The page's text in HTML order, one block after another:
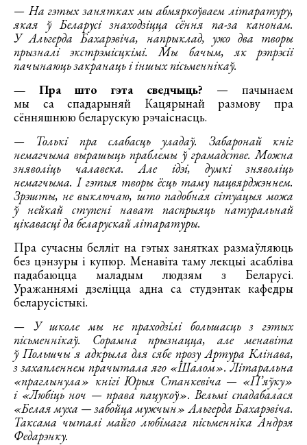
— На гэтых занятках мы абмяркоўваем літаратуру,
якая ў Беларусі знаходзіцца сёння па-за канонам.
У Альгерда Бахарэвіча, напрыклад, ужо два творы
прызналі экстрэмісцкімі. Мы бачым, як рэпрэсіі
пачынаюць закранаць і іншых пісьменнікаў.
— Пра што гэта сведчыць? — пачынаем
мы са спадарыняй Кацярынай размову пра
сённяшнюю беларускую рэчаіснасць.
— Толькі пра слабасць уладаў. Забаронай кніг
немагчыма вырашыць праблемы ў грамадстве. Можна
зняволіць чалавека. Але ідэі, думкі зняволіць
немагчыма. І гэтыя творы ёсць таму пацвярджэннем.
Зрэшты, не выключаю, што падобная сітуацыя можа
ў нейкай ступені нават паспрыяць натуральнай
цікавасці да беларускай літаратуры.
Пра сучасны белліт на гэтых занятках размаўляюць
без цэнзуры і купюр. Менавіта таму лекцыі асабліва
падабаюцца маладым людзям з Беларусі.
Уражаннямі дзеліцца адна са студэнтак кафедры
беларусістыкі.
— У школе мы не праходзілі большасць з гэтых
пісьменнікаў. Сорамна прызнацца, але менавіта
ў Польшчы я адкрыла для сябе прозу Артура Клінава,
з захапленнем прачытала яго «Шалом». Літаральна
«праглынула» кнігі Юрыя Станкевіча — «П’яўку»
і «Любіць ноч — права пацукоў». Вельмі спадабалася
«Белая муха — забойца мужчын» Альгерда Бахарэвіча.
Таксама чыталі майго любімага пісьменніка Андрэя
Федарэнку.